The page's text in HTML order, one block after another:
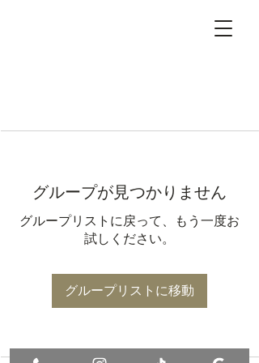
グループが見つかりません
グループリストに戻って、もう一度お
試しください。
グループリストに移動